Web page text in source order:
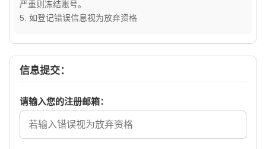
严重则冻结账号。
5. 如登记错误信息视为放弃资格
信息提交：
请输入您的注册邮箱：